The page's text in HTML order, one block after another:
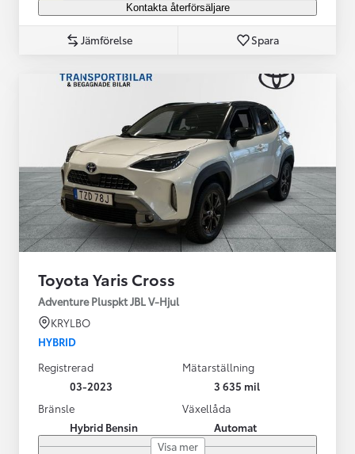
Kontakta återförsäljare
Jämförelse Spara
Toyota Yaris Cross
Adventure Pluspkt JBL V-Hjul
KRYLBO
HYBRID
Registrerad
03-2023
Mätarställning
3 635 mil
Bränsle
Hybrid Bensin
Växellåda
Automat
Visa mer